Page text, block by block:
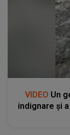
VIDEO Un
indignare și